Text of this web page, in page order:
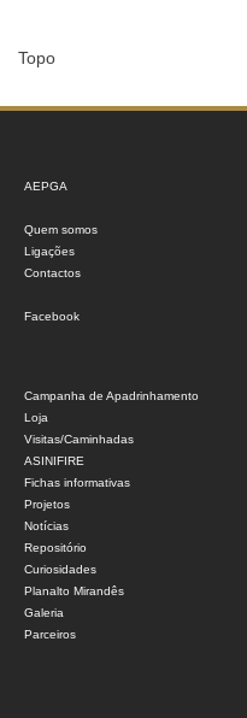
Topo
AEPGA
Quem somos
Ligações
Contactos
Facebook
Campanha de Apadrinhamento
Loja
Visitas/Caminhadas
ASINIFIRE
Fichas informativas
Projetos
Notícias
Repositório
Curiosidades
Planalto Mirandês
Galeria
Parceiros